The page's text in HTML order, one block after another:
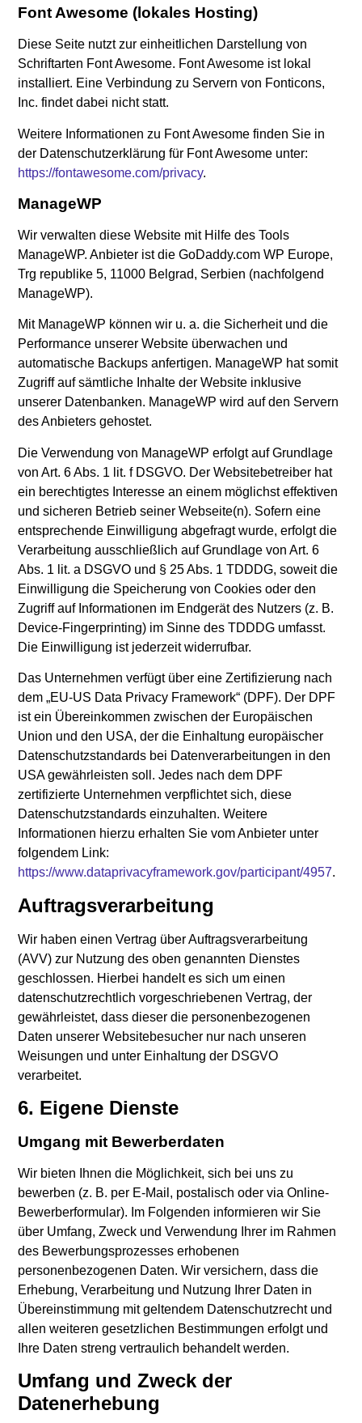
Font Awesome (lokales Hosting)
Diese Seite nutzt zur einheitlichen Darstellung von
Schriftarten Font Awesome. Font Awesome ist lokal
installiert. Eine Verbindung zu Servern von Fonticons,
Inc. findet dabei nicht statt.
Weitere Informationen zu Font Awesome finden Sie in
der Datenschutzerklärung für Font Awesome unter:
https://fontawesome.com/privacy.
ManageWP
Wir verwalten diese Website mit Hilfe des Tools
ManageWP. Anbieter ist die GoDaddy.com WP Europe,
Trg republike 5, 11000 Belgrad, Serbien (nachfolgend
ManageWP).
Mit ManageWP können wir u. a. die Sicherheit und die
Performance unserer Website überwachen und
automatische Backups anfertigen. ManageWP hat somit
Zugriff auf sämtliche Inhalte der Website inklusive
unserer Datenbanken. ManageWP wird auf den Servern
des Anbieters gehostet.
Die Verwendung von ManageWP erfolgt auf Grundlage
von Art. 6 Abs. 1 lit. f DSGVO. Der Websitebetreiber hat
ein berechtigtes Interesse an einem möglichst effektiven
und sicheren Betrieb seiner Webseite(n). Sofern eine
entsprechende Einwilligung abgefragt wurde, erfolgt die
Verarbeitung ausschließlich auf Grundlage von Art. 6
Abs. 1 lit. a DSGVO und § 25 Abs. 1 TDDDG, soweit die
Einwilligung die Speicherung von Cookies oder den
Zugriff auf Informationen im Endgerät des Nutzers (z. B.
Device-Fingerprinting) im Sinne des TDDDG umfasst.
Die Einwilligung ist jederzeit widerrufbar.
Das Unternehmen verfügt über eine Zertifizierung nach
dem „EU-US Data Privacy Framework“ (DPF). Der DPF
ist ein Übereinkommen zwischen der Europäischen
Union und den USA, der die Einhaltung europäischer
Datenschutzstandards bei Datenverarbeitungen in den
USA gewährleisten soll. Jedes nach dem DPF
zertifizierte Unternehmen verpflichtet sich, diese
Datenschutzstandards einzuhalten. Weitere
Informationen hierzu erhalten Sie vom Anbieter unter
folgendem Link:
https://www.dataprivacyframework.gov/participant/4957.
Auftragsverarbeitung
Wir haben einen Vertrag über Auftragsverarbeitung
(AVV) zur Nutzung des oben genannten Dienstes
geschlossen. Hierbei handelt es sich um einen
datenschutzrechtlich vorgeschriebenen Vertrag, der
gewährleistet, dass dieser die personenbezogenen
Daten unserer Websitebesucher nur nach unseren
Weisungen und unter Einhaltung der DSGVO
verarbeitet.
6. Eigene Dienste
Umgang mit Bewerberdaten
Wir bieten Ihnen die Möglichkeit, sich bei uns zu
bewerben (z. B. per E-Mail, postalisch oder via Online-
Bewerberformular). Im Folgenden informieren wir Sie
über Umfang, Zweck und Verwendung Ihrer im Rahmen
des Bewerbungsprozesses erhobenen
personenbezogenen Daten. Wir versichern, dass die
Erhebung, Verarbeitung und Nutzung Ihrer Daten in
Übereinstimmung mit geltendem Datenschutzrecht und
allen weiteren gesetzlichen Bestimmungen erfolgt und
Ihre Daten streng vertraulich behandelt werden.
Umfang und Zweck der
Datenerhebung